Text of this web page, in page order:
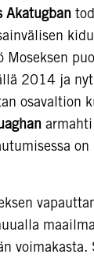
Akatugban
Moseksen
2014 ja
osavaltion
on
voimakasta.